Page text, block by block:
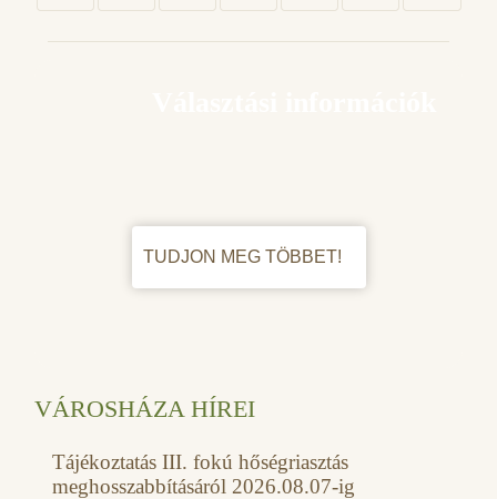
TUDJON MEG TÖBBET!
VÁROSHÁZA HÍREI
Tájékoztatás III. fokú hőségriasztás
meghosszabbításáról 2026.08.07-ig